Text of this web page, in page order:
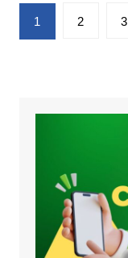
Paginação
de
1 2 3